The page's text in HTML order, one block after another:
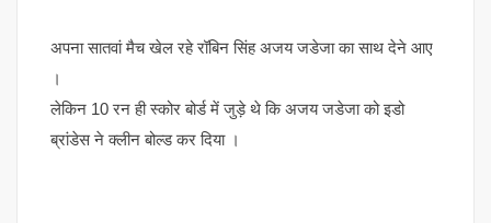
अपना सातवां मैच खेल रहे रॉबिन सिंह अजय जडेजा का साथ देने आए
।
लेकिन 10 रन ही स्कोर बोर्ड में जुड़े थे कि अजय जडेजा को इडो
ब्रांडेस ने क्लीन बोल्ड कर दिया ।